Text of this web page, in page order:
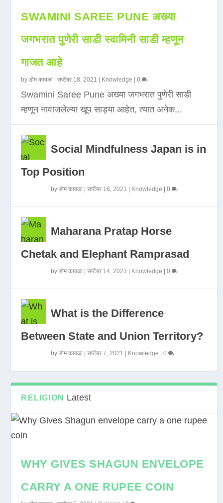
SWAMINI SAREE PUNE अख्या
जगभरात पुणेरी साडी स्वामिनी साडी म्हणून
गाजत आहे
byडोम कावळा |सप्टेंबर 18, 2021 Knowledge |0
Swamini Saree Pune अख्या जगभरात पुणेरी साडी
म्हणून नावाजलेल्या खूप साड्या आहेत, त्यात अनेक...
Social Mindfulness Japan is in
Top Position
byडोम कावळा |सप्टेंबर 16, 2021 Knowledge |0
Maharana Pratap Horse
Chetak and Elephant Ramprasad
byडोम कावळा |सप्टेंबर 14, 2021 Knowledge |0
What is the Difference
Between State and Union Territory?
byडोम कावळा |सप्टेंबर 7, 2021 Knowledge |0
RELIGION Latest
WHY GIVES SHAGUN ENVELOPE
CARRY A ONE RUPEE COIN